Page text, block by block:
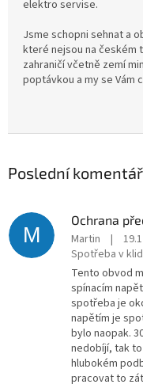
elektro servise.
Jsme schopni sehnat a
které nejsou na českém
zahraničí včetně zemí
poptávkou a my se Vám
Poslední
M
Ochrana
Martin |
Spotřeba v
Tento obvod
spínacím
spotřeba je
napětím je
bylo naopak.
nedobíjí, tak
hlubokém
pracovat to